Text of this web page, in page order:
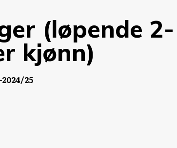
(løpende 2-
kjønn)
25